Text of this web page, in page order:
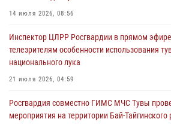
В Туве офицер Росгвардии подвела итоги
28 июля 2026, 07:48
14 июля 2026, 08:56
Инспектор ЦЛРР Росгвардии в прямом
телезрителям особенности использования
национального лука
21 июля 2026, 04:59
Росгвардия совместно ГИМС МЧС Тувы
мероприятия на территории Бай-Тайгинского